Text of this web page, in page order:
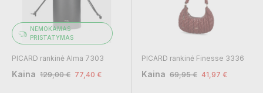
NEMOKAMAS
PRISTATYMAS
PICARD rankinė Alma 7303
Kaina 129,00 € 77,40 €
PICARD rankinė Finesse 3336
Kaina 69,95 € 41,97 €